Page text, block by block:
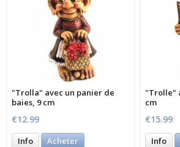
"Trolla" avec un panier de
baies, 9 cm
€12.99
Info Acheter
"Trolle"
cm
€15.99
Info